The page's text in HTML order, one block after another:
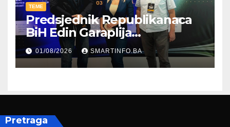
TEME
Predsjednik Republikanaca
BiH Edin Garaplija
prisustvovao prezentaciji
Federalnog sajma
zapošljavanja
01/08/2026 SMARTINFO.BA
Pretraga